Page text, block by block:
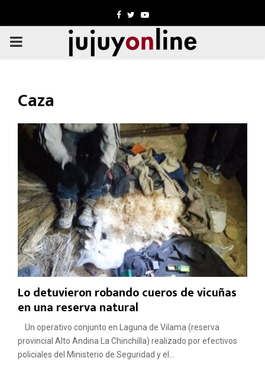
Facebook
TwitterYoutube
PRIMARY
Caza
Lo detuvieron robando cueros de vicuñas
en una reserva natural
Un operativo conjunto en Laguna de Vilama (reserva
provincial Alto Andina La Chinchilla) realizado por efectivos
policiales del Ministerio de Seguridad y el...